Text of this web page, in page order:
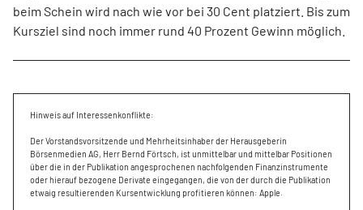
beim Schein wird nach wie vor bei 30 Cent platziert. Bis zum
Kursziel sind noch immer rund 40 Prozent Gewinn möglich.
Hinweis auf Interessenkonflikte:
Der Vorstandsvorsitzende und Mehrheitsinhaber der Herausgeberin
Börsenmedien AG, Herr Bernd Förtsch, ist unmittelbar und mittelbar Positionen
über die in der Publikation angesprochenen nachfolgenden Finanzinstrumente
oder hierauf bezogene Derivate eingegangen, die von der durch die Publikation
etwaig resultierenden Kursentwicklung profitieren können: Apple.